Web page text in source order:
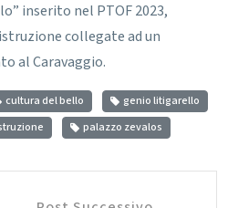
inserito nel PTOF 2023,
collegate ad un
al Caravaggio.
cultura del bello
genio litigarello
palazzo zevalos